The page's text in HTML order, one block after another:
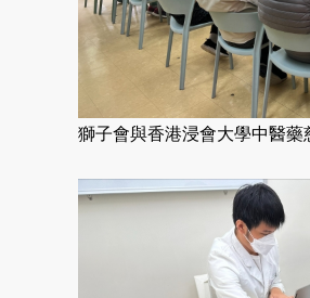
獅子會與香港浸會大學中醫藥